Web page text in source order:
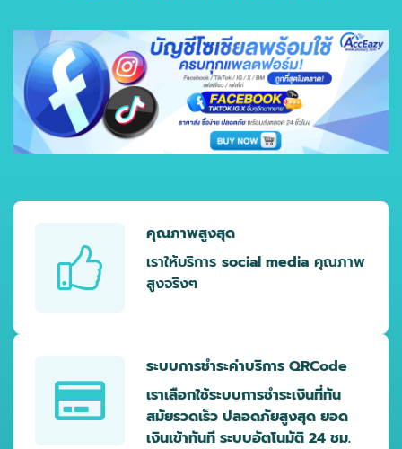
คุณภาพสูงสุด
เราให้บริการ social media คุณภาพ
สูงจริงๆ
ระบบการชำระค่าบริการ QRCode
เราเลือกใช้ระบบการชำระเงินที่ทัน
สมัยรวดเร็ว ปลอดภัยสูงสุด ยอด
เงินเข้าทันที ระบบอัตโนมัติ 24 ชม.